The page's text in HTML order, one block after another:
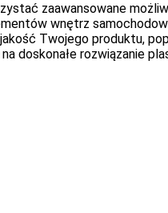
zaawansowane
wnętrz
Twojego produktu,
doskonałe rozwiązanie